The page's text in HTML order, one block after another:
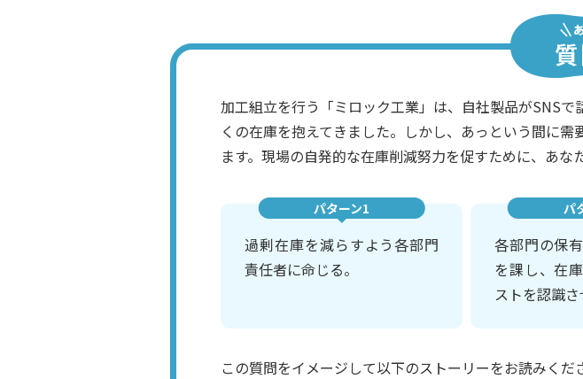
加工組立を行う「ミロック工業」は、自社製品がSNS
くの在庫を抱えてきました。しかし、あっという間に
ます。現場の自発的な在庫削減努力を促すために、あ
パターン1
過剰在庫を減らすよう各部門
責任者に命じる。
パ
各部門の保
を課し、在
ストを認識さ
この質問をイメージして以下のストーリーをお読みくだ